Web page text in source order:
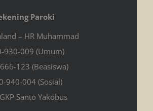
Paroki
– HR Muhammad
930-009 (Umum)
123 (Beasiswa)
940-004 (Sosial)
Santo Yakobus